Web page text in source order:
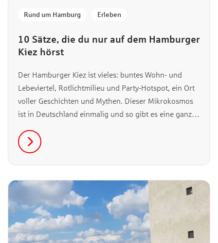
10 Sätze, die du nur auf dem Hamburger
Kiez hörst
Rund um Hamburg Erleben
Der Hamburger Kiez ist vieles: buntes Wohn- und
Lebeviertel, Rotlichtmilieu und Party-Hotspot, ein Ort
voller Geschichten und Mythen. Dieser Mikrokosmos
ist in Deutschland einmalig und so gibt es eine ganze
hörst.